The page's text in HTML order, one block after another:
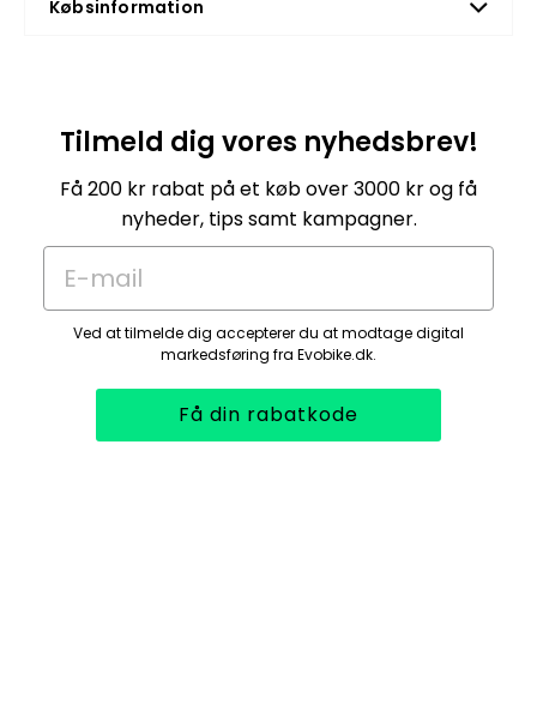
Købsinformation
Tilmeld dig vores nyhedsbrev!
Få 200 kr rabat på et køb over 3000 kr og få
nyheder, tips samt kampagner.
E-mail
Ved at tilmelde dig accepterer du at modtage digital
markedsføring fra Evobike.dk.
Få din rabatkode